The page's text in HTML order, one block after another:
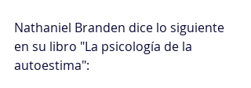
Nathaniel Branden dice lo siguiente
en su libro "La psicología de la
autoestima":